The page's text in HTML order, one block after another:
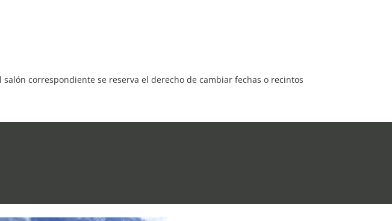
correspondiente se reserva el derecho de cambiar fechas o recintos